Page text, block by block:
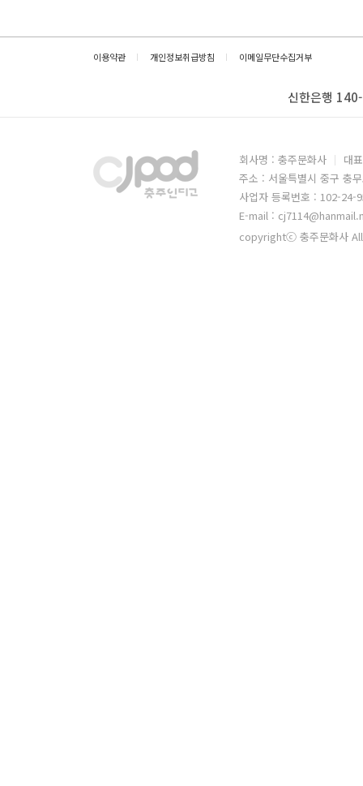
이용약관 개인정보취급방침 이메일무단수집거부
신한은행
회사명 : 충주문화사
대
주소 : 서울특별시 중구 충
사업자 등록번호 : 102-24-
E-mail :
copyrightⓒ 충주문화사